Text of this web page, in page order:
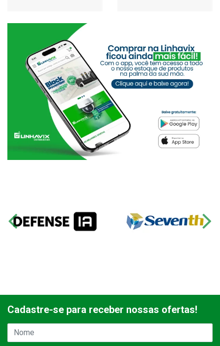
Cadastre-se para receber nossas ofertas!